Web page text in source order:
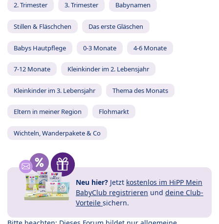
2. Trimester 3. Trimester Babynamen
Stillen & Fläschchen Das erste Gläschen
Babys Hautpflege 0-3 Monate 4-6 Monate
7-12 Monate Kleinkinder im 2. Lebensjahr
Kleinkinder im 3. Lebensjahr Thema des Monats
Eltern in meiner Region Flohmarkt
Wichteln, Wanderpakete & Co
Neu hier? Jetzt kostenlos im HiPP Mein
BabyClub registrieren und deine Club-
Vorteile sichern.